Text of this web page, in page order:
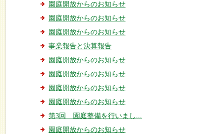
園庭開放からのお知らせ
園庭開放からのお知らせ
園庭開放からのお知らせ
事業報告と決算報告
園庭開放からのお知らせ
園庭開放からのお知らせ
園庭開放からのお知らせ
園庭開放からのお知らせ
第3回 園庭整備を行いまし...
園庭開放からのお知らせ